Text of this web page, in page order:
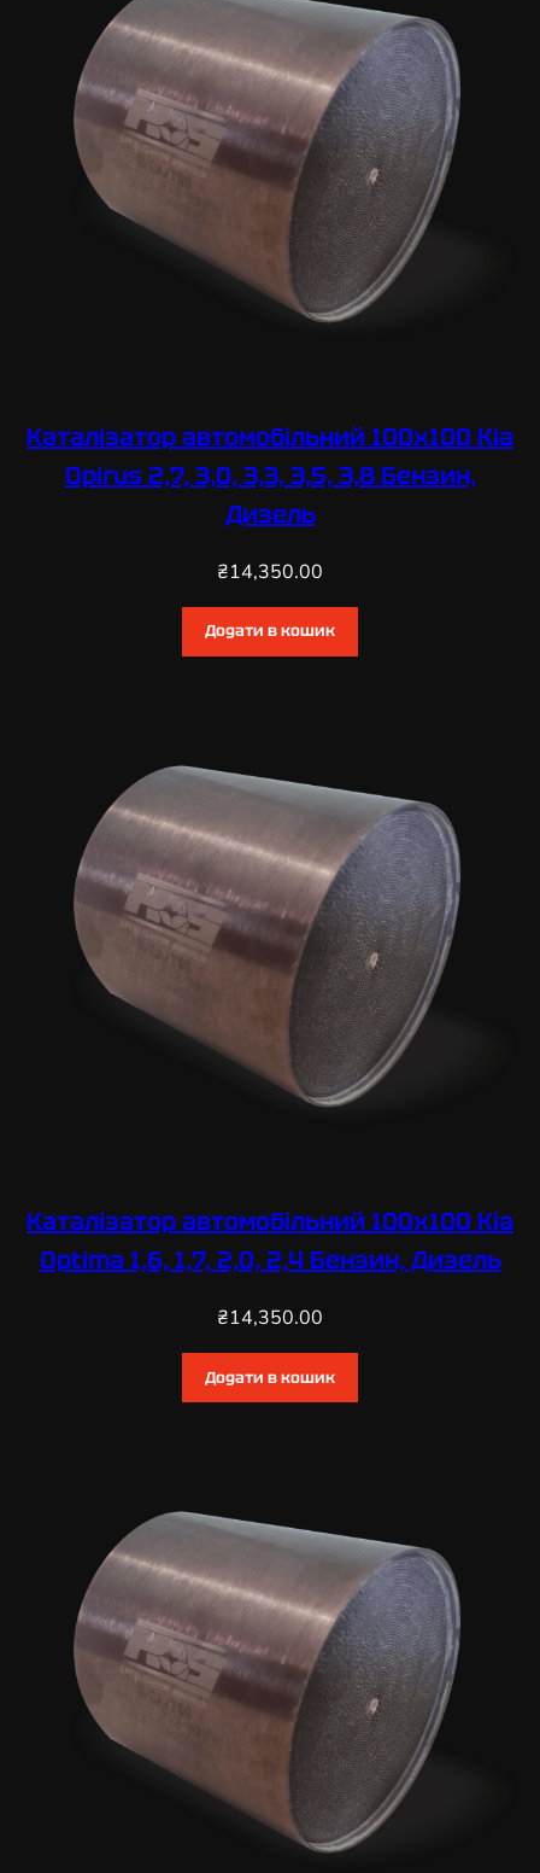
Каталізатор автомобільний 100х100 Kia
Opirus 2,7, 3,0, 3,3, 3,5, 3,8 Бензин,
Дизель
₴14,350.00
Додати в кошик
Каталізатор автомобільний 100х100 Kia
Optima 1,6, 1,7, 2,0, 2,4 Бензин, Дизель
₴14,350.00
Додати в кошик